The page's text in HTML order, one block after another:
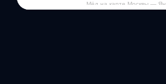
Мёд на карте Москвы —